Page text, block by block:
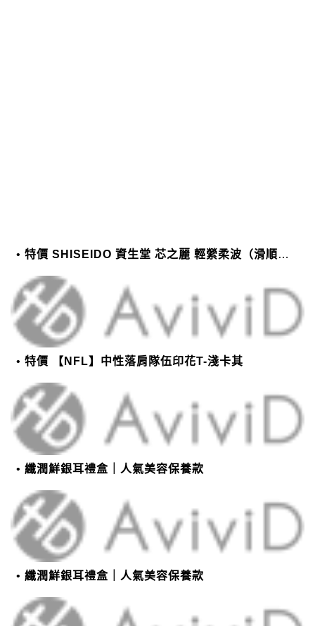
特價 SHISEIDO 資生堂 芯之麗 輕縈柔波（滑順潤澤）護髮乳 1000g
特價 【NFL】中性落肩隊伍印花T-淺卡其
纖潤鮮銀耳禮盒｜人氣美容保養款
纖潤鮮銀耳禮盒｜人氣美容保養款